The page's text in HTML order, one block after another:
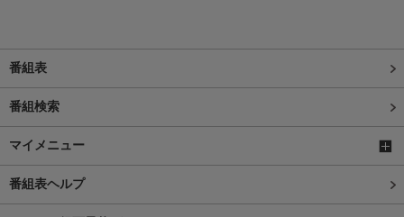
番組表
番組検索
マイメニュー
番組表ヘルプ